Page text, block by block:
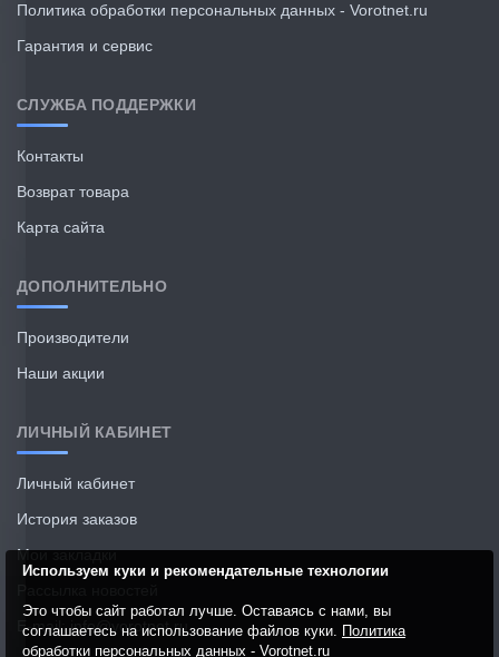
Политика обработки персональных данных - Vorotnet.ru
Гарантия и сервис
СЛУЖБА ПОДДЕРЖКИ
Контакты
Возврат товара
Карта сайта
ДОПОЛНИТЕЛЬНО
Производители
Наши акции
ЛИЧНЫЙ КАБИНЕТ
Личный кабинет
История заказов
Мои закладки
E-mail: info@vorotnet.ru
Используем куки и рекомендательные технологии
Это чтобы сайт работал лучше. Оставаясь с нами, вы
соглашаетесь на использование файлов куки. Политика
обработки персональных данных - Vorotnet.ru